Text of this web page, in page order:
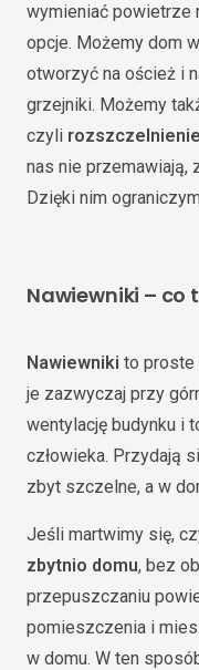
wymieniać powietrze
opcje. Możemy dom
otworzyć na oścież i
grzejniki. Możemy
czyli
nas nie przemawiają,
Dzięki nim
Nawiewniki – co
Nawiewniki to proste
je zazwyczaj przy
wentylację budynku i
człowieka. Przydają
zbyt szczelne, a w
Jeśli martwimy się,
zbytnio domu, bez
przepuszczaniu
pomieszczenia i
w domu. W ten